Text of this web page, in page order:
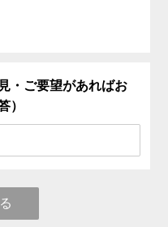
・ご要望があればお
）